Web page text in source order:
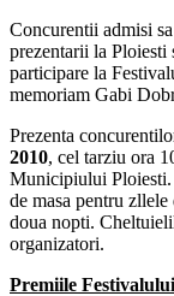
Concurentii admisi
prezentarii la Ploiesti
participare la
memoriam Gabi
Prezenta
2010, cel tarziu ora
Municipiului
de masa pentru
doua nopti.
organizatori.
Premiile Festivalului